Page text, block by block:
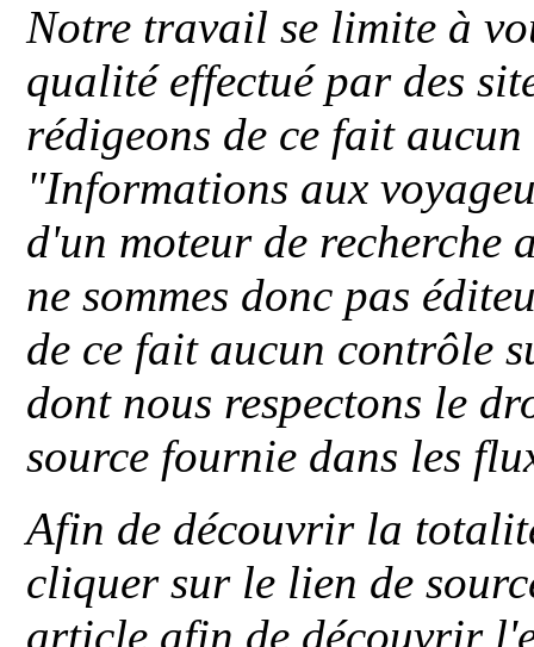
Notre travail se limite à
qualité effectué par des
rédigeons de ce fait
"Informations aux
d'un moteur de recherche
ne sommes donc pas
de ce fait aucun contrôle
dont nous respectons le
source fournie dans les
Afin de découvrir la
cliquer sur le lien de
article afin de découvrir